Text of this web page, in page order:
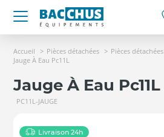
Accueil Pièces détachées Pièces détachées
Jauge À Eau Pc11L
Jauge À Eau Pc11L
PC11L-JAUGE
Livraison 24h